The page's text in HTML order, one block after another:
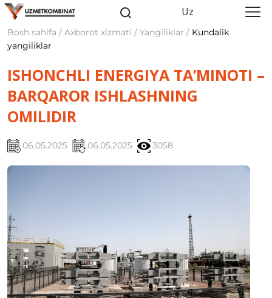
Uz
Bosh sahifa / Axborot xizmati / Yangiliklar / Kundalik
yangiliklar
ISHONCHLI ENERGIYA TA’MINOTI –
BARQAROR ISHLASHNING
OMILIDIR
06.05.2025 06.05.2025 3058